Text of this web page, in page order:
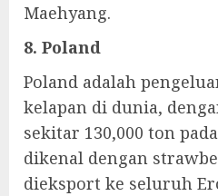
Maehyang.
8. Poland
Poland adalah
kelapan di dunia,
sekitar 130,000 ton
dikenal dengan
dieksport ke seluruh